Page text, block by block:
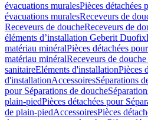
évacuations muralesPièces détachées
évacuations muralesReceveurs de
Receveurs de doucheReceveurs de
éléments d’installation Geberit Duofix
matériau minéralPièces détachées
matériau minéralReceveurs de
sanitaireEléments d'installationPièces
d'installationAccessoiresSéparations
pour Séparations de douche
plain-piedPièces détachées pour
de plain-piedAccessoiresPièces